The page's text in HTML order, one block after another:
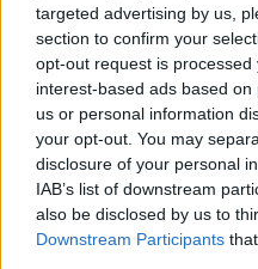
targeted advertising by us,
section to confirm your
opt-out request is
interest-based ads based
us or personal information
your opt-out. You may
disclosure of your personal
IAB’s list of downstream
also be disclosed by us to
Downstream Participants
Sin Wai Kin, a nem bináris
fiúbandát ábrázol: a
tagjait önmagáról mintázta.
figurákként jelennek meg,
a zenekar táncol, de a
és zene helyett csak az
Sin szerint a fiúzenekarral